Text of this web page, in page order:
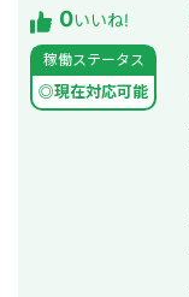
0いいね!
稼働ステータス
◎現在対応可能